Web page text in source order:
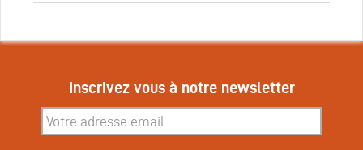
Inscrivez vous à notre newsletter
Inscrivez-vous